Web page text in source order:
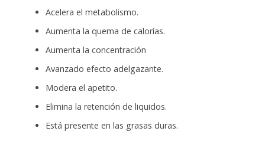
Acelera el metabolismo.
Aumenta la quema de calorías.
Aumenta la concentración
Avanzado efecto adelgazante.
Modera el apetito.
Elimina la retención de liquidos.
Está presente en las grasas duras.